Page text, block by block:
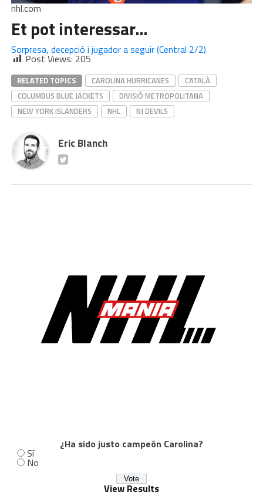
nhl.com
Et pot interessar…
Sorpresa, decepció i jugador a seguir (Central 2/2)
Post Views: 205
RELATED TOPICS CAROLINA HURRICANES
CATALÀ
COLUMBUS BLUE JACKETS
DIVISIÓ METROPOLITANA
NEW YORK ISLANDERS
NHL NJ DEVILS
Eric Blanch
¿Ha sido justo campeón Carolina?
Sí
No
View Results